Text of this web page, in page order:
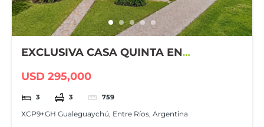
EXCLUSIVA CASA QUINTA EN
USD 295,000
3 3 759
XCP9+GH Gualeguaychú, Entre Ríos, Argentina